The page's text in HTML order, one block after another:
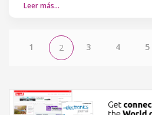
Leer más…
1 2 3 4 5